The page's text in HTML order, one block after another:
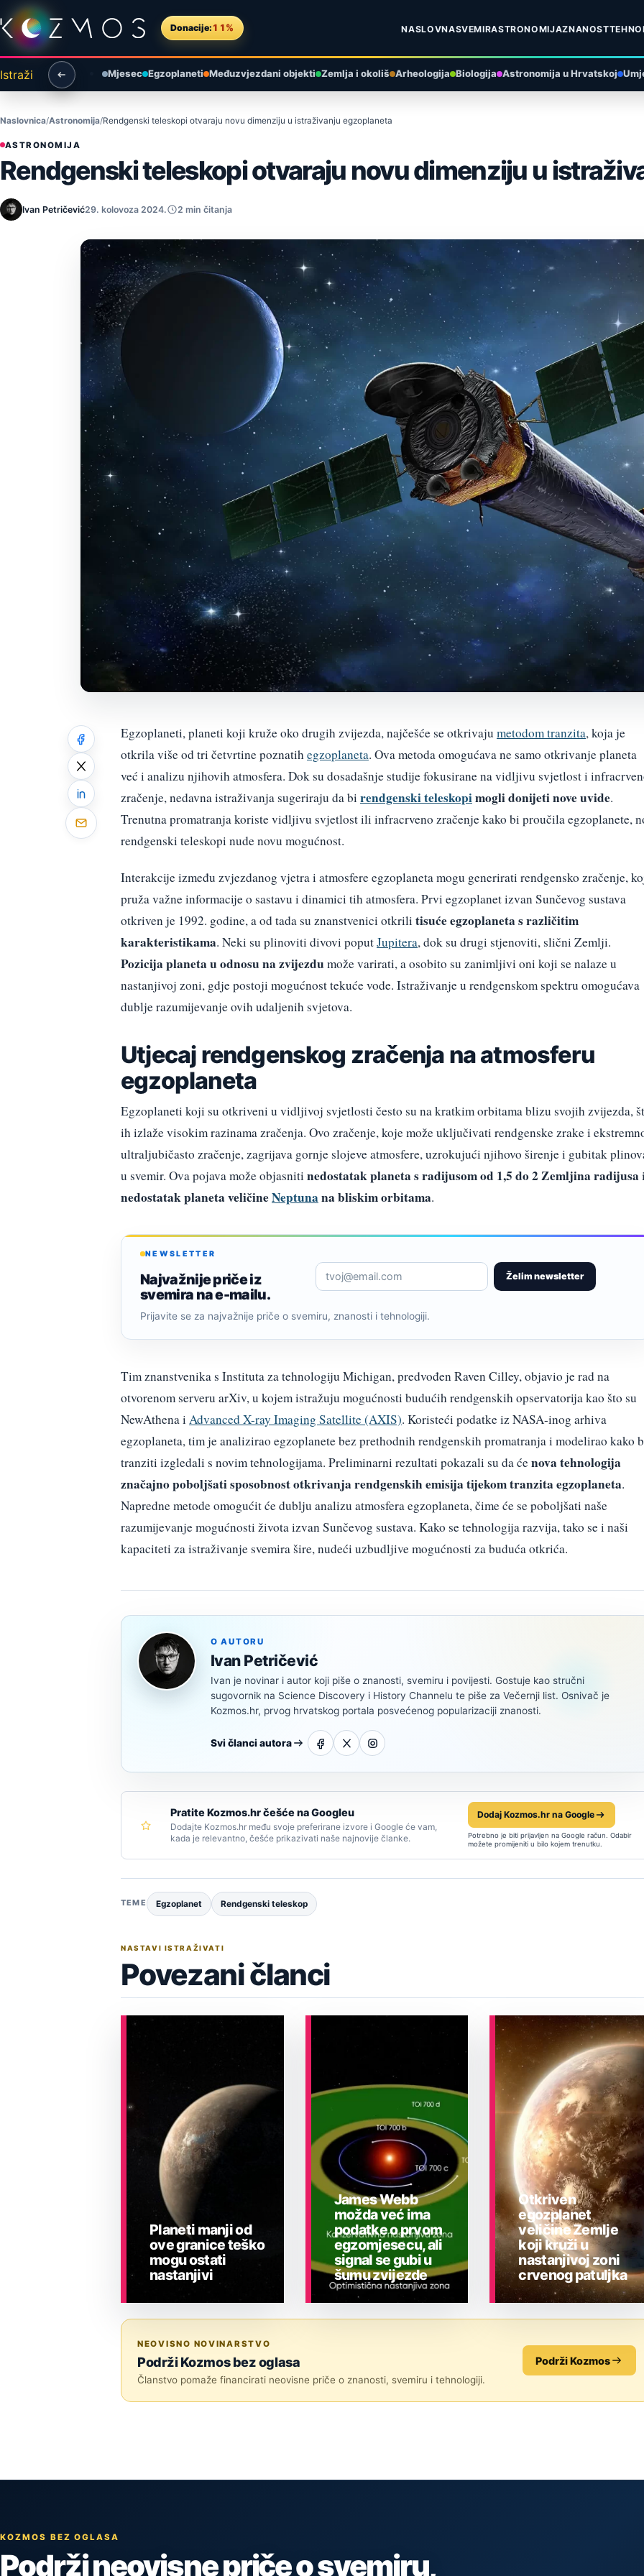
Preskoči na sadržaj
Donacije: 11% NASLOVNASVEMIRASTRONOMIJAZNANOST
Istraži Mjesec Egzoplaneti Međuzvjezdani objekti Zemlja i okoliš Arheologija Biologija Astronomija u Hrvatskoj
Naslovnica Astronomija Rendgenski teleskopi otvaraju novu dimenziju u istraživanju egzoplaneta
ASTRONOMIJA
Rendgenski teleskopi otvaraju novu dimenziju u
Ivan Petričević29. kolovoza 2024. 2 min čitanja
Egzoplaneti, planeti koji kruže oko drugih zvijezda, najčešće se otkrivaju metodom tranzita, koja je
otkrila više od tri četvrtine poznatih egzoplaneta. Ova metoda omogućava ne samo otkrivanje planeta
već i analizu njihovih atmosfera. Dok su dosadašnje studije fokusirane na vidljivu svjetlost i
zračenje, nedavna istraživanja sugeriraju da bi rendgenski teleskopimogli donijeti nove uvide.
Trenutna promatranja koriste vidljivu svjetlost ili infracrveno zračenje kako bi proučila egzoplanete,
rendgenski teleskopi nude novu mogućnost.
Interakcije između zvjezdanog vjetra i atmosfere egzoplaneta mogu generirati rendgensko zračenje,
pruža važne informacije o sastavu i dinamici tih atmosfera. Prvi egzoplanet izvan Sunčevog sustava
otkriven je 1992. godine, a od tada su znanstvenici otkrili tisuće egzoplaneta s različitim
karakteristikama. Neki su plinoviti divovi poputJupitera, dok su drugi stjenoviti, slični Zemlji.
Pozicija planeta u odnosu na zvijezdumože varirati, a osobito su zanimljivi oni koji se nalaze u
nastanjivoj zoni, gdje postoji mogućnost tekuće vode. Istraživanje u rendgenskom spektru omogućava
dublje razumijevanje ovih udaljenih svjetova.
Utjecaj rendgenskog zračenja na atmosferu
egzoplaneta
Egzoplaneti koji su otkriveni u vidljivoj svjetlosti često su na kratkim orbitama blizu svojih zvijezda,
ih izlaže visokim razinama zračenja. Ovo zračenje, koje može uključivati rendgenske zrake i
ultraljubičasto zračenje, zagrijava gornje slojeve atmosfere, uzrokujući njihovo širenje i gubitak
u svemir. Ova pojava može objasniti nedostatak planeta s radijusom od 1,5 do 2 Zemljina radijusa
nedostatak planeta veličineNeptuna na bliskim orbitama.
NEWSLETTER
Najvažnije priče iz
svemira na e-mailu.
Želim newsletter
Prijavite se za najvažnije priče o svemiru, znanosti i tehnologiji.
Tim znanstvenika s Instituta za tehnologiju Michigan, predvođen Raven Cilley, objavio je rad na
otvorenom serveru arXiv, u kojem istražuju mogućnosti budućih rendgenskih opservatorija kao što su
NewAthena i Advanced X-ray Imaging Satellite (AXIS). Koristeći podatke iz NASA-inog arhiva
egzoplaneta, tim je analizirao egzoplanete bez prethodnih rendgenskih promatranja i modelirao kako
tranziti izgledali s novim tehnologijama. Preliminarni rezultati pokazali su da ćenova tehnologija
značajno poboljšati sposobnost otkrivanja rendgenskih emisija tijekom tranzita egzoplaneta.
Napredne metode omogućit će dublju analizu atmosfera egzoplaneta, čime će se poboljšati naše
razumijevanje mogućnosti života izvan Sunčevog sustava. Kako se tehnologija razvija, tako se i naši
kapaciteti za istraživanje svemira šire, nudeći uzbudljive mogućnosti za buduća otkrića.
O AUTORU
Ivan Petričević
Ivan je novinar i autor koji piše o znanosti, svemiru i povijesti. Gostuje kao stručni
sugovornik na Science Discovery i History Channelu te piše za Večernji list. Osnivač je
Kozmos.hr, prvog hrvatskog portala posvećenog popularizaciji znanosti.
Svi članci autora
Pratite Kozmos.hr češće na Googleu
Dodajte Kozmos.hr među svoje preferirane izvore i Google će vam,
kada je relevantno, češće prikazivati naše najnovije članke.
Dodaj Kozmos.hr na Google
Potrebno je biti prijavljen na Google račun. Odabir
možete promijeniti u bilo kojem trenutku.
TEME Egzoplanet Rendgenski teleskop
NASTAVI ISTRAŽIVATI
Povezani članci
Planeti manji od
ove granice teško
mogu ostati
nastanjivi
James Webb
možda već ima
podatke o prvom
egzomjesecu, ali
signal se gubi u
šumu zvijezde
Otkriven
egozplanet
veličine Zemlje
koji kruži u
nastanjivoj zoni
crvenog patuljka
NEOVISNO NOVINARSTVO
Podrži Kozmos bez oglasa
Članstvo pomaže financirati neovisne priče o znanosti, svemiru i tehnologiji.
Podrži Kozmos
KOZMOS BEZ OGLASA
Podrži neovisne priče o svemiru,